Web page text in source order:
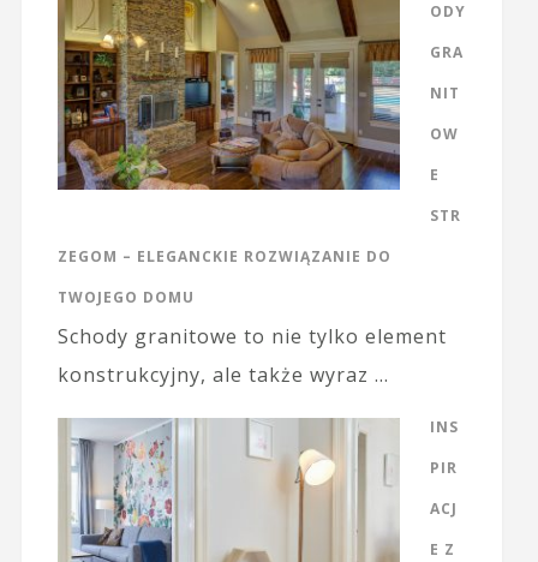
ODY
GRA
NIT
OW
E
STR
ZEGOM – ELEGANCKIE ROZWIĄZANIE DO
TWOJEGO DOMU
Schody granitowe to nie tylko element
konstrukcyjny, ale także wyraz …
INS
PIR
ACJ
E Z